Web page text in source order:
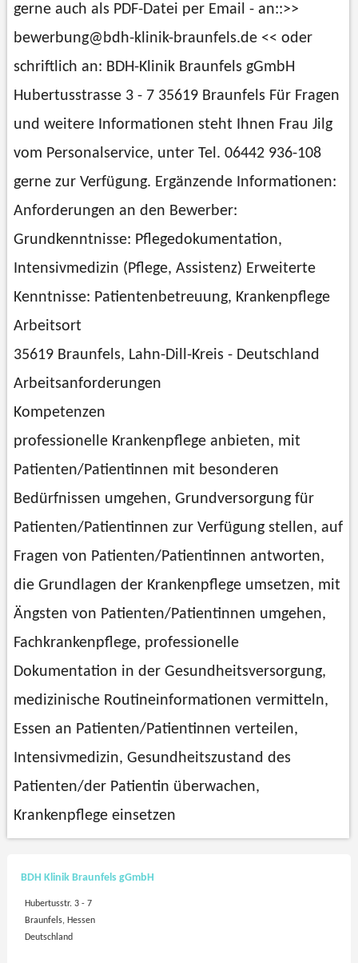
gerne auch als PDF-Datei per Email - an::>>
bewerbung@bdh-klinik-braunfels.de << oder
schriftlich an: BDH-Klinik Braunfels gGmbH
Hubertusstrasse 3 - 7 35619 Braunfels Für Fragen
und weitere Informationen steht Ihnen Frau Jilg
vom Personalservice, unter Tel. 06442 936-108
gerne zur Verfügung. Ergänzende Informationen:
Anforderungen an den Bewerber:
Grundkenntnisse: Pflegedokumentation,
Intensivmedizin (Pflege, Assistenz) Erweiterte
Kenntnisse: Patientenbetreuung, Krankenpflege
Arbeitsort
35619 Braunfels, Lahn-Dill-Kreis - Deutschland
Arbeitsanforderungen
Kompetenzen
professionelle Krankenpflege anbieten, mit
Patienten/Patientinnen mit besonderen
Bedürfnissen umgehen, Grundversorgung für
Patienten/Patientinnen zur Verfügung stellen, auf
Fragen von Patienten/Patientinnen antworten,
die Grundlagen der Krankenpflege umsetzen, mit
Ängsten von Patienten/Patientinnen umgehen,
Fachkrankenpflege, professionelle
Dokumentation in der Gesundheitsversorgung,
medizinische Routineinformationen vermitteln,
Essen an Patienten/Patientinnen verteilen,
Intensivmedizin, Gesundheitszustand des
Patienten/der Patientin überwachen,
Krankenpflege einsetzen
BDH Klinik Braunfels gGmbH
Hubertusstr. 3 - 7
Braunfels, Hessen
Deutschland